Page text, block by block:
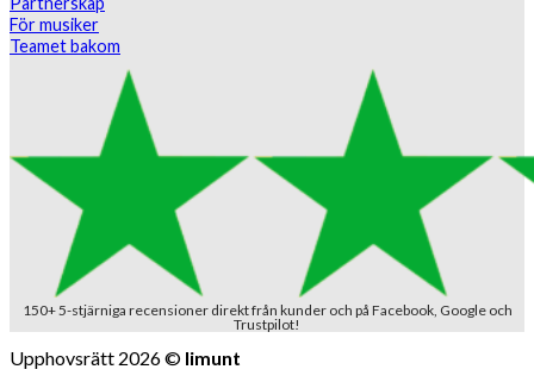
För musiker
Teamet bakom
150+ 5-stjärniga recensioner direkt från kunder och på Facebook, Google och
Trustpilot!
Upphovsrätt 2026 © limunt